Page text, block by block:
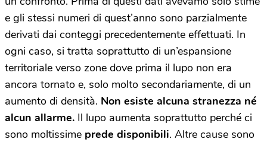
e gli stessi numeri di quest’anno sono parzialmente
derivati dai conteggi precedentemente effettuati. In
ogni caso, si tratta soprattutto di un’espansione
territoriale verso zone dove prima il lupo non era
ancora tornato e, solo molto secondariamente, di un
aumento di densità. Non esiste alcuna stranezza né
alcun allarme. Il lupo aumenta soprattutto perché ci
sono moltissime prede disponibili. Altre cause sono